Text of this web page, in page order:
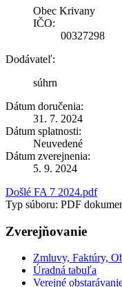
Obec Krivany
IČO:
00327298
Dodávateľ:
súhrn
Dátum doručenia:
31. 7. 2024
Dátum splatnosti:
Neuvedené
Dátum zverejnenia:
5. 9. 2024
Došlé FA 7 2024.pdf
Typ súboru: PDF
Zverejňovanie
Zmluvy, Faktúry,
Úradná tabuľa
Verejné